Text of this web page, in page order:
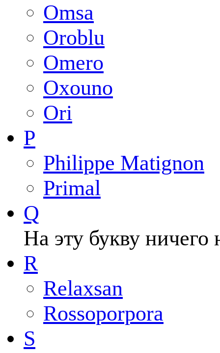
Omsa
Oroblu
Omero
Oxouno
Ori
P
Philippe Matignon
Primal
Q
На эту букву ничего
R
Relaxsan
Rossoporpora
S